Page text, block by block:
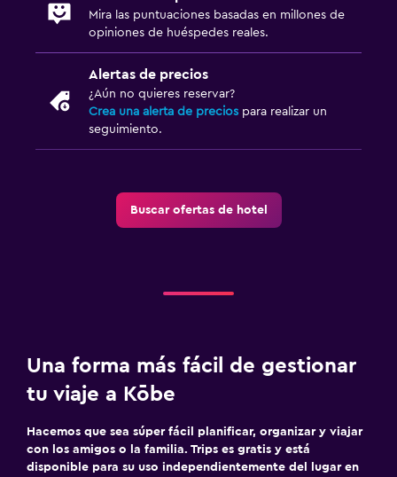
Mira las puntuaciones basadas en millones de
opiniones de huéspedes reales.
Alertas de precios
¿Aún no quieres reservar?
Crea una alerta de precios para realizar un
seguimiento.
Buscar ofertas de hotel
Una forma más fácil de gestionar
tu viaje a Kōbe
Hacemos que sea súper fácil planificar, organizar y viajar
con los amigos o la familia. Trips es gratis y está
disponible para su uso independientemente del lugar en